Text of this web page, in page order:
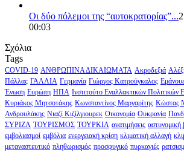
Οι δύο πόλεμοι της “αυτοκρατορίας”...
00:03
Σχόλια
Tags
COVID-19 ΑΝΘΡΩΠΙΝΑ ΔΙΚΑΙΩΜΑΤΑ Ακροδεξιά
Πάλλας ΓΑΛΛΙΑ Γερμανία Γιώργος Κατρούγκαλος
Ένωση Ευρώπη ΗΠΑ Ινστιτούτο Εναλλακτικών
Κυριάκος Μητσοτάκης Κωνσταντίνος Μαργαρίτης Κώστας
Ανδρουλάκης Νιαζί Κιζίλγιουρεκ Οικονομία Ουκρανία
ΣΥΡΙΖΑ ΤΟΥΡΙΣΜΟΣ ΤΟΥΡΚΙΑ ανατιμήσεις αστυνομική
εμβολιασμοί εμβόλια ενεργειακή κρίση κλιματική αλλαγή
μεταναστευτικό πληθωρισμός προσφυγικό πυρκαγιές